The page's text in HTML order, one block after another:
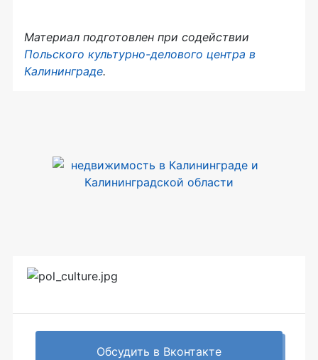
Материал подготовлен при содействии
Польского культурно-делового центра в
Калининграде.
Обсудить в Вконтакте